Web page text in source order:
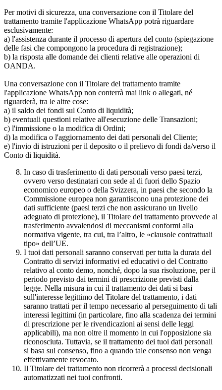
Per motivi di sicurezza, una conversazione con il Titolare del
trattamento tramite l'applicazione WhatsApp potrà riguardare
esclusivamente:
a) l'assistenza durante il processo di apertura del conto (spiegazione
delle fasi che compongono la procedura di registrazione);
b) la risposta alle domande dei clienti relative alle operazioni di
OANDA.
Una conversazione con il Titolare del trattamento tramite
l'applicazione WhatsApp non conterrà mai link o allegati, né
riguarderà, tra le altre cose:
a) il saldo dei fondi sul Conto di liquidità;
b) eventuali questioni relative all'esecuzione delle Transazioni;
c) l'immissione o la modifica di Ordini;
d) la modifica o l'aggiornamento dei dati personali del Cliente;
e) l'invio di istruzioni per il deposito o il prelievo di fondi da/verso il
Conto di liquidità.
In caso di trasferimento di dati personali verso paesi terzi,
ovvero verso destinatari con sede al di fuori dello Spazio
economico europeo o della Svizzera, in paesi che secondo la
Commissione europea non garantiscono una protezione dei
dati sufficiente (paesi terzi che non assicurano un livello
adeguato di protezione), il Titolare del trattamento provvede al
trasferimento avvalendosi di meccanismi conformi alla
normativa vigente, tra cui, tra l’altro, le «clausole contrattuali
tipo» dell’UE.
I tuoi dati personali saranno conservati per tutta la durata del
Contratto di servizi informativi ed educativi o del Contratto
relativo al conto demo, nonché, dopo la sua risoluzione, per il
periodo previsto dai termini di prescrizione previsti dalla
legge. Nella misura in cui il trattamento dei dati si basi
sull'interesse legittimo del Titolare del trattamento, i dati
saranno trattati per il tempo necessario al perseguimento di tali
interessi legittimi (in particolare, fino alla scadenza dei termini
di prescrizione per le rivendicazioni ai sensi delle leggi
applicabili), ma non oltre il momento in cui l'opposizione sia
riconosciuta. Tuttavia, se il trattamento dei tuoi dati personali
si basa sul consenso, fino a quando tale consenso non venga
effettivamente revocato.
Il Titolare del trattamento non ricorrerà a processi decisionali
automatizzati nei tuoi confronti.